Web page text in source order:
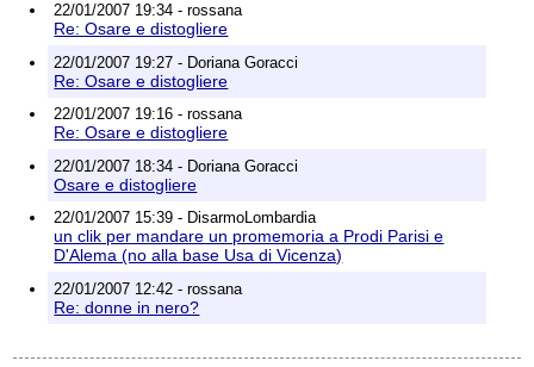
22/01/2007 19:34 - rossana
Re: Osare e distogliere
22/01/2007 19:27 - Doriana Goracci
Re: Osare e distogliere
22/01/2007 19:16 - rossana
Re: Osare e distogliere
22/01/2007 18:34 - Doriana Goracci
Osare e distogliere
22/01/2007 15:39 - DisarmoLombardia
un clik per mandare un promemoria a Prodi Parisi e
D'Alema (no alla base Usa di Vicenza)
22/01/2007 12:42 - rossana
Re: donne in nero?